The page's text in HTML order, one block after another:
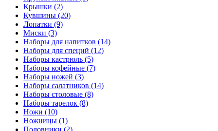
Крышки (2)
Кувшины (20)
Лопатки (9)
Миски (3)
Наборы для напитков (14)
Наборы для специй (12)
Наборы кастрюль (5)
Наборы кофейные (7)
Наборы ножей (3)
Наборы салатников (14)
Наборы столовые (8)
Наборы тарелок (8)
Ножи (10)
Ножницы (1)
Половники (2)